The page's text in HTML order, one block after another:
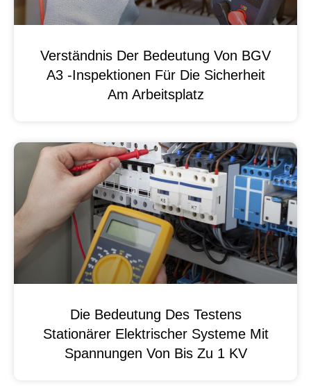
Verständnis Der Bedeutung Von BGV
A3 -Inspektionen Für Die Sicherheit
Am Arbeitsplatz
Die Bedeutung Des Testens
Stationärer Elektrischer Systeme Mit
Spannungen Von Bis Zu 1 KV